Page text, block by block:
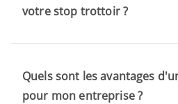
votre stop trottoir ?
Quels sont les avantages
pour mon entreprise ?